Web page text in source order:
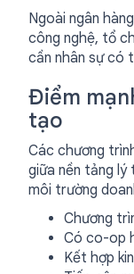
Ngoài ngân
công nghệ, tổ
cần nhân sự có
Điểm
tạo
Các chương
giữa nền tảng
môi trường
Chương
Có co-op
Kết hợp